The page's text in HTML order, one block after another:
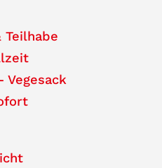
Teilhabe
Vegesack